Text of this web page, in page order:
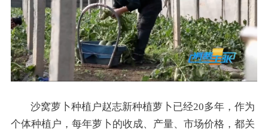
沙窝萝卜种植户赵志新种植萝卜已经20多年，作为
个体种植户，每年萝卜的收成、产量、市场价格，都关